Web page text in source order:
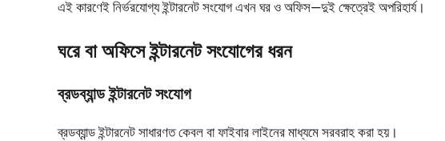
এই কারণেই নির্ভরযোগ্য ইন্টারনেট সংযোগ এখন ঘর ও অফিস—দুই ক্ষেত্রেই অপরিহার্য।
ঘরে বা অফিসে ইন্টারনেট সংযোগের ধরন
ব্রডব্যান্ড ইন্টারনেট সংযোগ
ব্রডব্যান্ড ইন্টারনেট সাধারণত কেবল বা ফাইবার লাইনের মাধ্যমে সরবরাহ করা হয়।